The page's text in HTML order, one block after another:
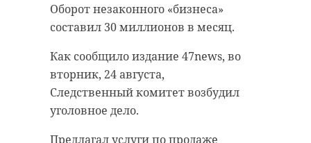
Оборот незаконного «бизнеса»
составил 30 миллионов в месяц.
Как сообщило издание 47news, во
вторник, 24 августа,
Следственный комитет возбудил
уголовное дело.
Предлагал услуги по продаже